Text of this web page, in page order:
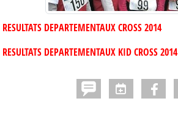
RESULTATS DEPARTEMENTAUX CROSS 2014
RESULTATS DEPARTEMENTAUX KID CROSS 2014